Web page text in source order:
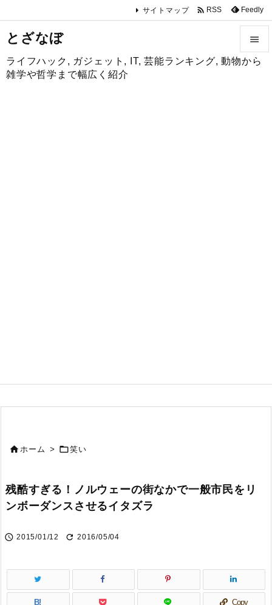
とざなぼ
ライフハック, ガジェット, IT, 芸能ランキング, 動物から
雑学や哲学まで幅広く紹介


サイトマップ  RSS Feedly
ホーム > 笑い
残酷すぎる！ノルウェーの街なかで一般市民をリ
ンボーダンスさせるイタズラ
 2015/01/12  2016/05/04
B! Copy